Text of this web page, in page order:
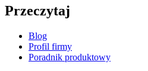
Przeczytaj
Blog
Profil firmy
Poradnik produktowy